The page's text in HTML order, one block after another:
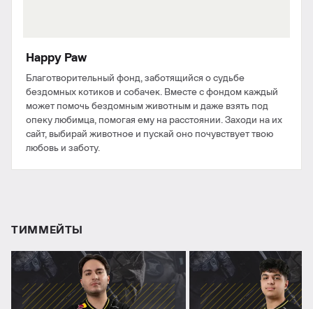
Happy Paw
Благотворительный фонд, заботящийся о судьбе
бездомных котиков и собачек. Вместе с фондом каждый
может помочь бездомным животным и даже взять под
опеку любимца, помогая ему на расстоянии. Заходи на их
сайт, выбирай животное и пускай оно почувствует твою
любовь и заботу.
ТИММЕЙТЫ